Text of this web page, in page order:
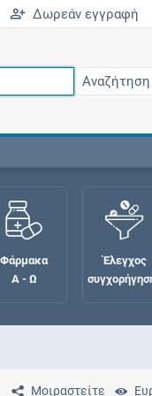
Δωρεάν εγγραφή
Φάρμακα
Α - Ω
Έλεγχος
Μοιραστείτε